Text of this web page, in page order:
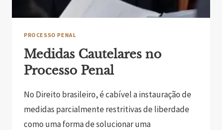
PROCESSO PENAL
Medidas Cautelares no
Processo Penal
No Direito brasileiro, é cabível a instauração de
medidas parcialmente restritivas de liberdade
como uma forma de solucionar uma